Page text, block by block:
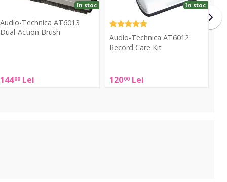
Audio-Technica AT6013
Dual-Action Brush
14400 Lei
în stoc
Audio-Technica AT6012
Record Care Kit
12000 Lei
în stoc
Technica